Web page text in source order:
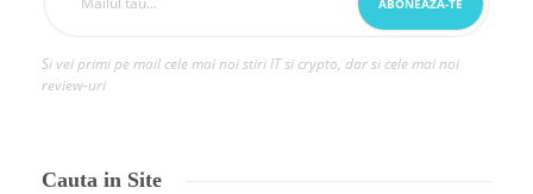
Si vei primi pe mail cele mai noi stiri IT si crypto, dar si cele mai noi
review-uri
Cauta in Site